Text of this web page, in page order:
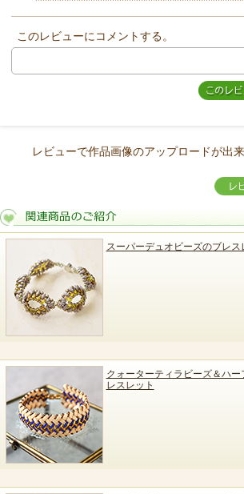
MIYUKI先生からのコメント
このレビューにコメントする。
レビューで作品画像のアップロードが出
スーパーデュオビーズのブレス
クォーターティラビーズ＆ハ
レスレット